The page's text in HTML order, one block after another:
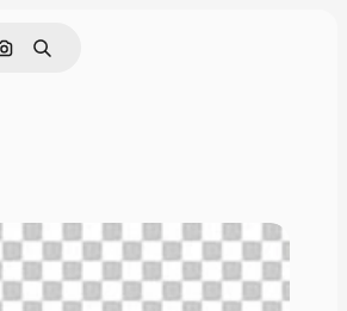
Поиск по изображению
Поиск